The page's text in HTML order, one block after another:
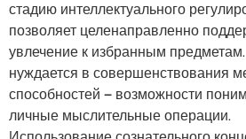
стадию интеллектуального
позволяет целенаправленно
увлечение к избранным
нуждается в совершенствования
способностей – возможности
личные мыслительные операции.